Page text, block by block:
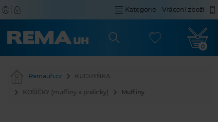
Kategorie Vrácení zboží
0
Remauh.cz KUCHYŇKA
KOŠÍČKY (muffiny a pralinky) Muffiny